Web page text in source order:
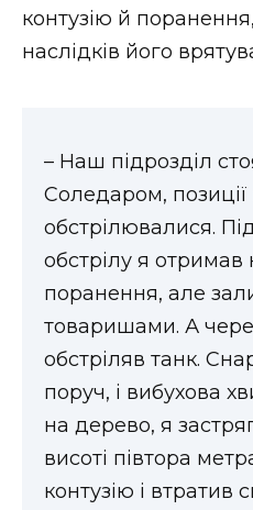
контузію й
наслідків його
– Наш підрозділ
Соледаром, позиції
обстрілювалися.
обстрілу я отримав
поранення, але
товаришами. А
обстріляв танк.
поруч, і вибухова
на дерево, я
висоті півтора
контузію і втратив